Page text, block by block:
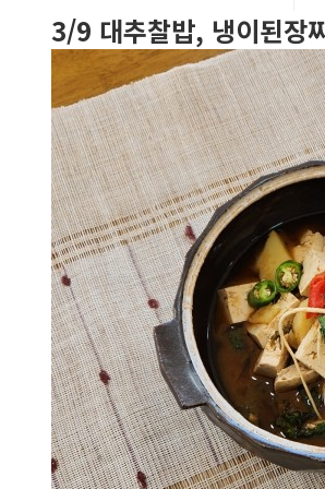
3/9 대추찰밥, 냉이된장